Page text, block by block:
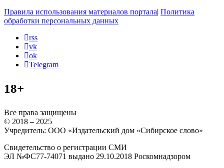
Правила использования материалов портала| Политика
обработки персональных данных
rss
vk
ok
Telegram
18+
Все права защищены
© 2018 – 2025
Учредитель: ООО «Издательский дом «Сибирское слово»
Свидетельство о регистрации СМИ
ЭЛ №ФС77-74071 выдано 29.10.2018 Роскомнадзором